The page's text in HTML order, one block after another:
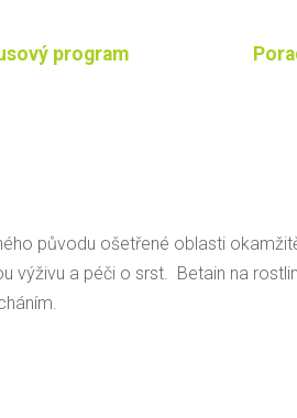
program
původu ošetřené oblasti
výživu a péči o srst. Betain na